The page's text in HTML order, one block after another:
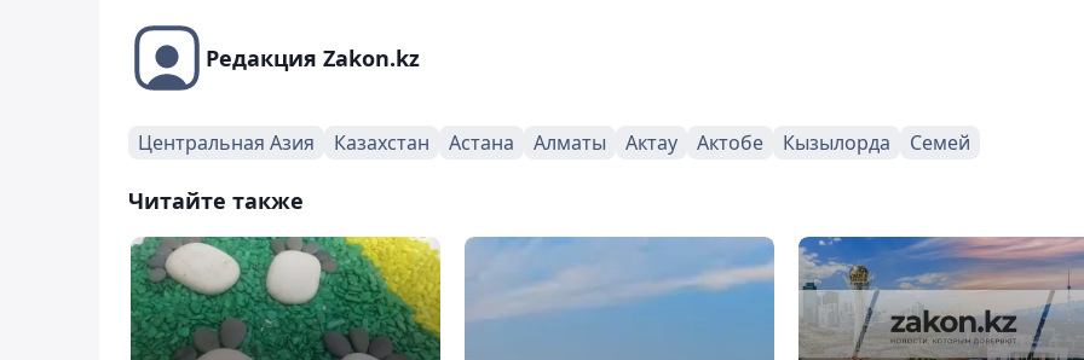
Редакция Zakon.kz
Центральная Азия Казахстан Астана Алматы Актау Актобе Кызылорда Семей
Читайте также